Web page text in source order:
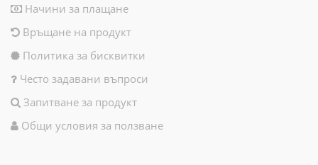
Начини за плащане
Връщане на продукт
Политика за бисквитки
Често задавани въпроси
Запитване за продукт
Общи условия за ползване